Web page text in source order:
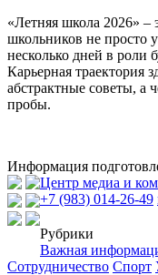
«Летняя школа 2026» –
школьников не просто
несколько дней в роли
Карьерная траектория
абстрактные советы, а
пробы.
Информация
Центр медиа и
+7 (983) 014-26-49
Рубрики
Важная
Сотрудничество Спорт